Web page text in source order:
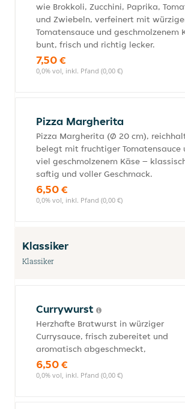
wie Brokkoli, Zucchini, Paprika,
und Zwiebeln, verfeinert mit
Tomatensauce und geschmolzenem
bunt, frisch und richtig lecker.
7,50 €
0,0% vol, inkl. Pfand (0,00 €)
Pizza Margherita
Pizza Margherita (Ø 20 cm),
belegt mit fruchtiger Tomatensauce
viel geschmolzenem Käse –
saftig und voller Geschmack.
6,50 €
0,0% vol, inkl. Pfand (0,00 €)
Klassiker
Klassiker
Currywurst
Herzhafte Bratwurst in würziger
Currysauce, frisch zubereitet und
aromatisch abgeschmeckt,
6,50 €
0,0% vol, inkl. Pfand (0,00 €)